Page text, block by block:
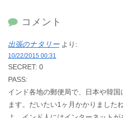
コメント
出張のナタリー より:
10/22/2015 00:31
SECRET: 0
PASS:
インド各地の郵便局で、日本や韓
ます。だいたい1ヶ月かかりました